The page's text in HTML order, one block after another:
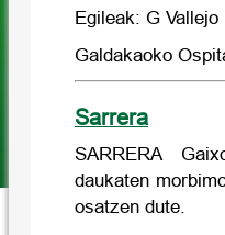
Egileak: G
Galdakaoko
Sarrera
SARRERA
daukaten
osatzen dute.